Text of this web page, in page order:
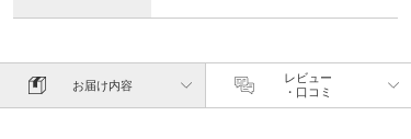
お届け内容
レビュー
・口コミ